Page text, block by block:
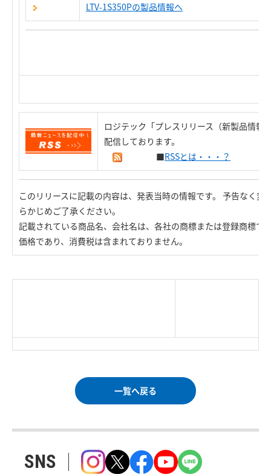
LTV-1S350Pの製品情報へ
ロジテック「プレスリリース（新製品情報
配信しております。
■RSSとは・・・？
このリリースに記載の内容は、発表当時の情報です。 予告なく変
らかじめご了承ください。
記載されている商品名、会社名は、各社の商標または登録商標で
価格であり、消費税は含まれておりません。
一覧へ戻る
SNS